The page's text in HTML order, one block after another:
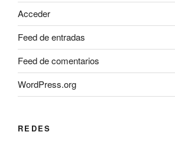
Acceder
Feed de entradas
Feed de comentarios
WordPress.org
REDES